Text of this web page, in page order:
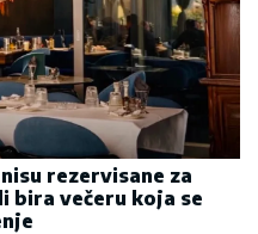
rezervisane za
bira večeru koja se